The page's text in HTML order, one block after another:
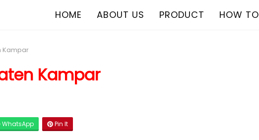
HOME ABOUT US PRODUCT HOW
Kampar
Kampar
WhatsApp Pin It